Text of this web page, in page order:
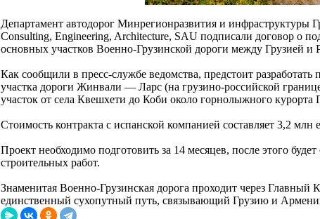
Департамент автодорог Минрегионразвития и инфраструктуры
Consulting, Engineering, Architecture, SAU подписали договор о
основных участков Военно-Грузинской дороги между Грузией и
Как сообщили в пресс-службе ведомства, предстоит разработать
участка дороги Жинвали — Ларс (на грузино-российской
участок от села Квешхети до Коби около горнолыжного курорта
Стоимость контракта с испанской компанией составляет 3,2
Проект необходимо подготовить за 14 месяцев, после этого
строительных работ.
Знаменитая Военно-Грузинская дорога проходит через Главный
единственный сухопутный путь, связывающий Грузию и